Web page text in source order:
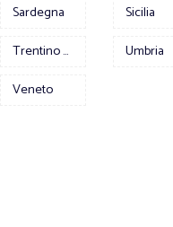
Sardegna
Sicilia
Trentino Alto Adige
Umbria
Veneto